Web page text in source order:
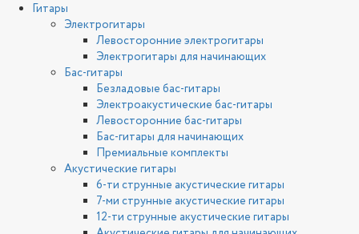
Гитары
Электрогитары
Левосторонние электрогитары
Электрогитары для начинающих
Бас-гитары
Безладовые бас-гитары
Электроакустические бас-гитары
Левосторонние бас-гитары
Бас-гитары для начинающих
Премиальные комплекты
Акустические гитары
6-ти струнные акустические гитары
7-ми струнные акустические гитары
12-ти струнные акустические гитары